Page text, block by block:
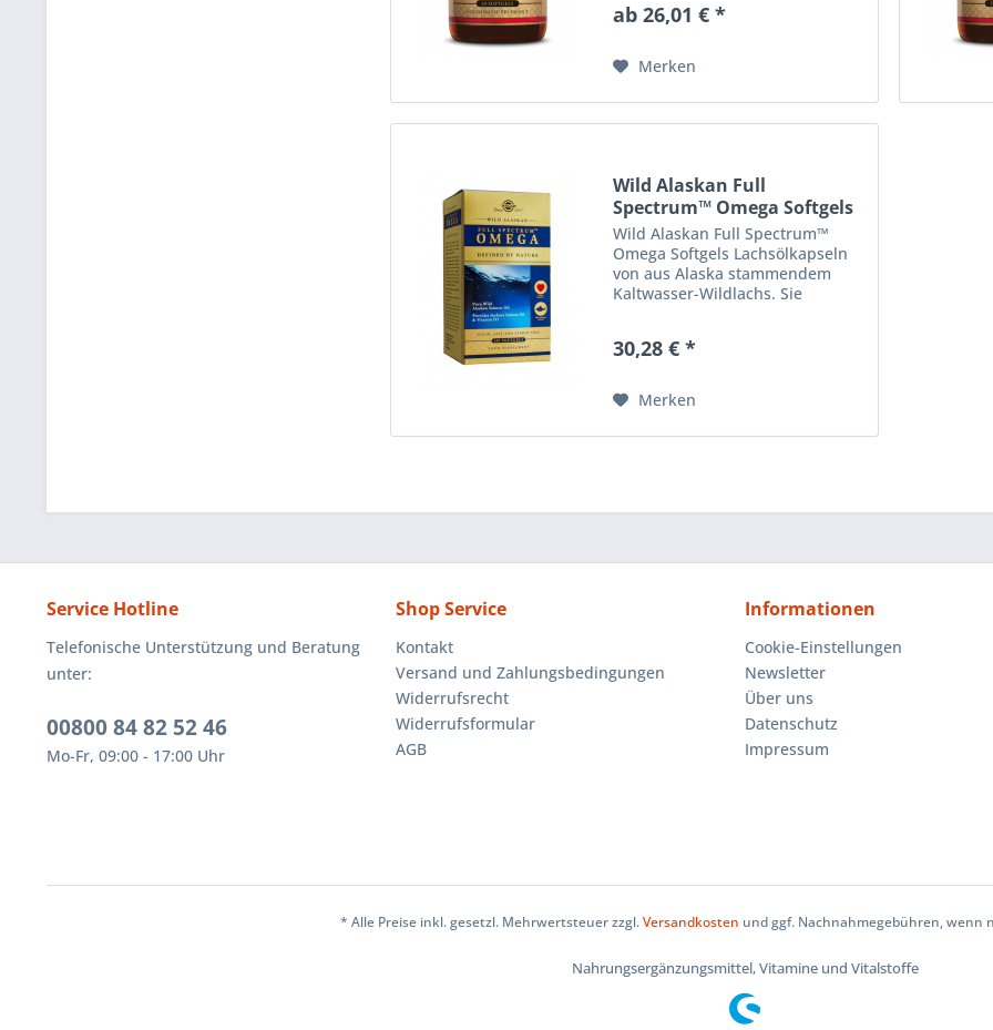
Weichgelatinekapseln. NEUER
700 - gleiche
Zusammensetzung...
ab 26,01 € *
Merken
Wild Alaskan Full
Spectrum™ Omega Softgels
Wild Alaskan Full Spectrum™
Omega Softgels Lachsölkapseln
von aus Alaska stammendem
Kaltwasser-Wildlachs. Sie
Vitamin D3 und Astaxanthin.
den...
30,28 € *
Merken
Service Hotline
Telefonische Unterstützung und Beratung
unter:
00800 84 82 52 46
Mo-Fr, 09:00 - 17:00 Uhr
Shop Service
Kontakt
Versand und Zahlungsbedingungen
Widerrufsrecht
Widerrufsformular
AGB
Informationen
Cookie-Einstellungen
Newsletter
Über uns
Datenschutz
Impressum
* Alle Preise inkl. gesetzl. Mehrwertsteuer zzgl.Versandkosten und ggf. Nachnahmegebühren, wenn
Nahrungsergänzungsmittel, Vitamine und Vitalstoffe